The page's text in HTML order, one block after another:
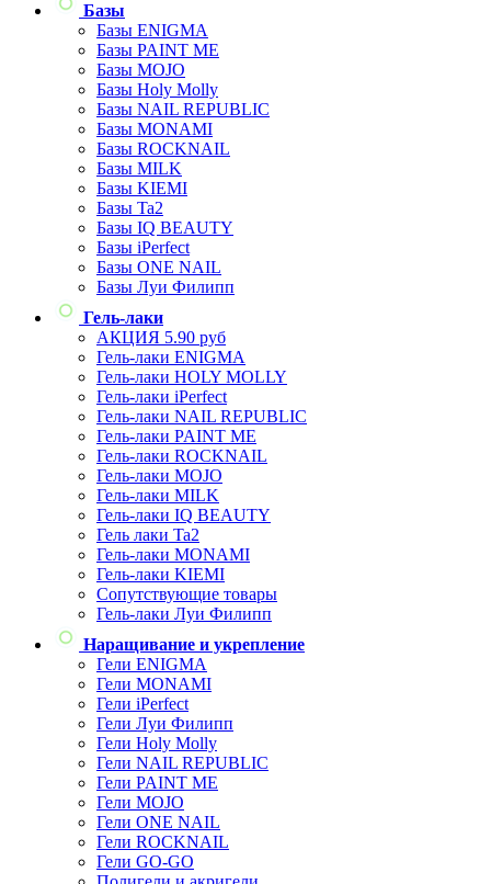
Базы
Базы ENIGMA
Базы PAINT ME
Базы MOJO
Базы Holy Molly
Базы NAIL REPUBLIC
Базы MONAMI
Базы ROCKNAIL
Базы MILK
Базы KIEMI
Базы Ta2
Базы IQ BEAUTY
Базы iPerfect
Базы ONE NAIL
Базы Луи Филипп
Гель-лаки
АКЦИЯ 5.90 руб
Гель-лаки ENIGMA
Гель-лаки HOLY MOLLY
Гель-лаки iPerfect
Гель-лаки NAIL REPUBLIC
Гель-лаки PAINT ME
Гель-лаки ROCKNAIL
Гель-лаки MOJO
Гель-лаки MILK
Гель-лаки IQ BEAUTY
Гель лаки Ta2
Гель-лаки MONAMI
Гель-лаки KIEMI
Сопутствующие товары
Гель-лаки Луи Филипп
Наращивание и укрепление
Гели ENIGMA
Гели MONAMI
Гели iPerfect
Гели Луи Филипп
Гели Holy Molly
Гели NAIL REPUBLIC
Гели PAINT ME
Гели MOJO
Гели ONE NAIL
Гели ROCKNAIL
Гели GO-GO